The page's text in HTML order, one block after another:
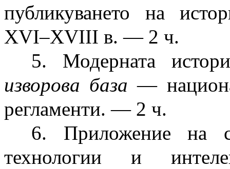
публикуването на
ХVІ–ХVІІІ в. — 2 ч.
5. Модерната
изворова база —
регламенти. — 2 ч.
6. Приложение на
технологии и